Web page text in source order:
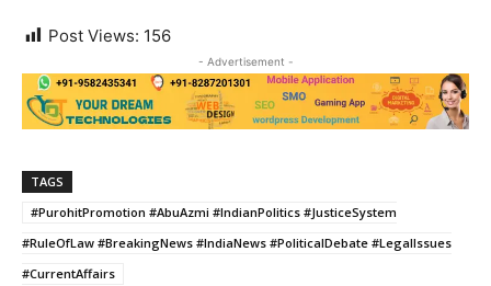
Post Views: 156
- Advertisement -
TAGS
#PurohitPromotion #AbuAzmi #IndianPolitics #JusticeSystem
#RuleOfLaw #BreakingNews #IndiaNews #PoliticalDebate #LegalIssues
#CurrentAffairs